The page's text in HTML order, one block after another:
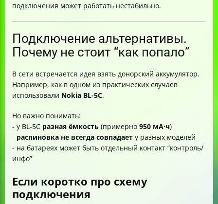
подключения может работать нестабильно.
Подключение альтернативы.
Почему не стоит “как попало”
В сети встречается идея взять донорский аккумулятор.
Например, как в одном из практических случаев
использовали Nokia BL-5C.
Но важно понимать:
- у BL-5C разная ёмкость (примерно 950 мА·ч)
- распиновка не всегда совпадает у разных моделей
- на батареях может быть отдельный контакт “контроль/
инфо”
Если коротко про схему
подключения